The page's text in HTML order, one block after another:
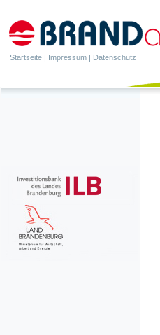
Startseite | Impressum | Datenschutz